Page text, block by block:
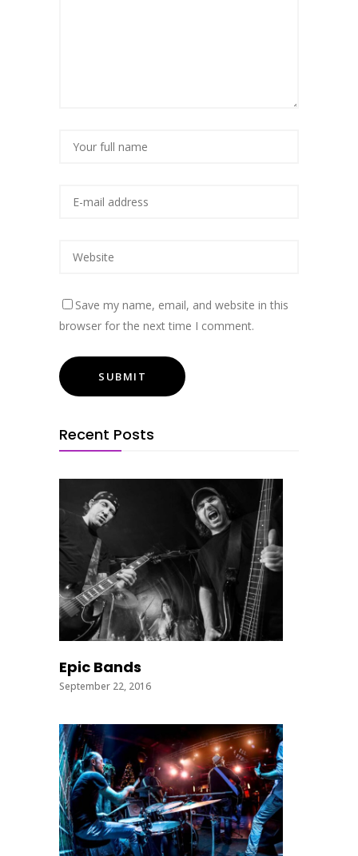
Save my name, email, and website in this
browser for the next time I comment.
Recent Posts
Epic Bands
September 22, 2016